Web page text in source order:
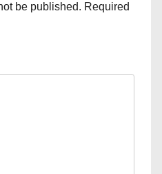
be published. Required